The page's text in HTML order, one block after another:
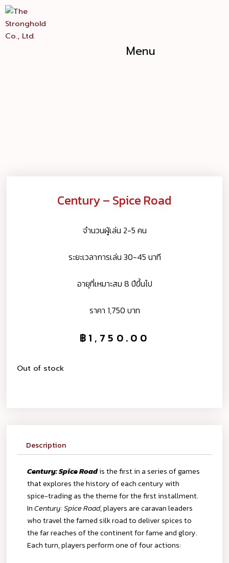
Skip
content
Menu
Century – Spice Road
จำนวนผู้เล่น 2-5 คน
ระยะเวลาการเล่น 30-45 นาที
อายุที่เหมาะสม 8 ปีขึ้นไป
ราคา 1,750 บาท
฿ 1,750.00
Out of stock
Description
Century: Spice Roadis the first in a series of games
that explores the history of each century with
spice-trading as the theme for the first installment.
InCentury: Spice Road, players are caravan leaders
who travel the famed silk road to deliver spices to
the far reaches of the continent for fame and glory.
Each turn, players perform one of four actions: